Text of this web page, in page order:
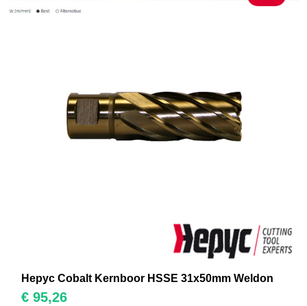
Hepyc Cobalt Kernboor HSSE 31x50mm Weldon
€ 95,26